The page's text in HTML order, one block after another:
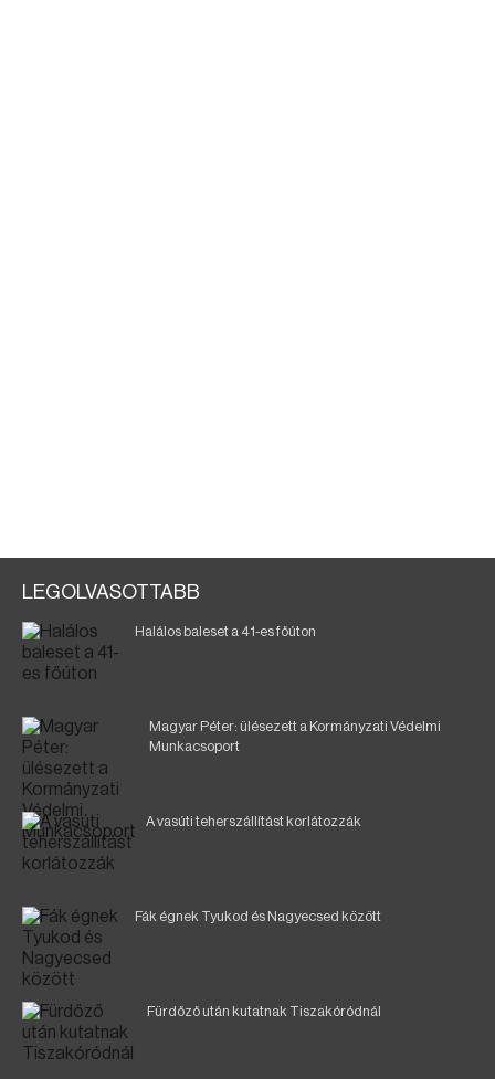
LEGOLVASOTTABB
Halálos baleset a 41-es főúton
Magyar Péter: ülésezett a Kormányzati Védelmi
Munkacsoport
A vasúti teherszállítást korlátozzák
Fák égnek Tyukod és Nagyecsed között
Fürdőző után kutatnak Tiszakóródnál